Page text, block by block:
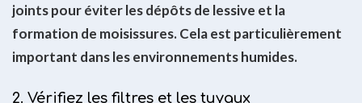
joints pour éviter les dépôts de lessive et la
formation de moisissures. Cela est particulièrement
important dans les environnements humides.
2. Vérifiez les filtres et les tuyaux